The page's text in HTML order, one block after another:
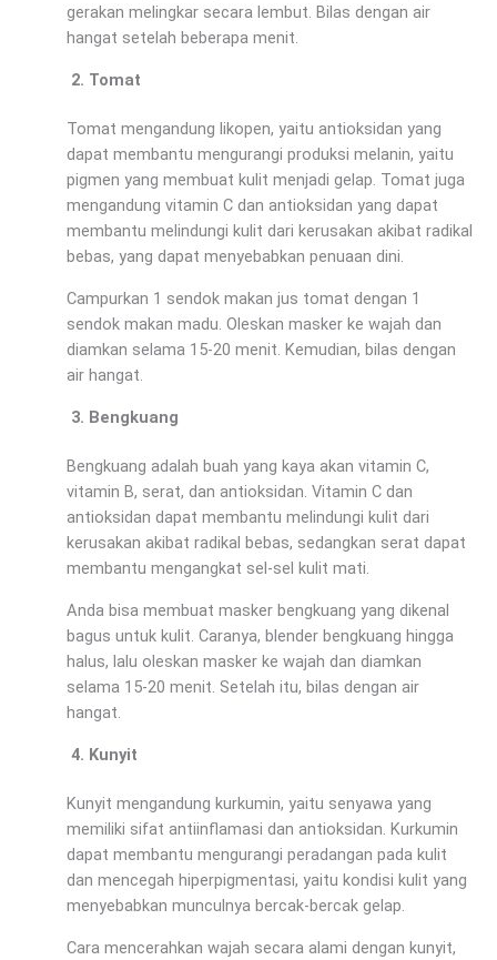
gerakan melingkar secara lembut. Bilas dengan air
hangat setelah beberapa menit.
Tomat
Tomat mengandung likopen, yaitu antioksidan yang
dapat membantu mengurangi produksi melanin, yaitu
pigmen yang membuat kulit menjadi gelap. Tomat juga
mengandung vitamin C dan antioksidan yang dapat
membantu melindungi kulit dari kerusakan akibat radikal
bebas, yang dapat menyebabkan penuaan dini.
Campurkan 1 sendok makan jus tomat dengan 1
sendok makan madu. Oleskan masker ke wajah dan
diamkan selama 15-20 menit. Kemudian, bilas dengan
air hangat.
Bengkuang
Bengkuang adalah buah yang kaya akan vitamin C,
vitamin B, serat, dan antioksidan. Vitamin C dan
antioksidan dapat membantu melindungi kulit dari
kerusakan akibat radikal bebas, sedangkan serat dapat
membantu mengangkat sel-sel kulit mati.
Anda bisa membuat masker bengkuang yang dikenal
bagus untuk kulit. Caranya, blender bengkuang hingga
halus, lalu oleskan masker ke wajah dan diamkan
selama 15-20 menit. Setelah itu, bilas dengan air
hangat.
Kunyit
Kunyit mengandung kurkumin, yaitu senyawa yang
memiliki sifat antiinflamasi dan antioksidan. Kurkumin
dapat membantu mengurangi peradangan pada kulit
dan mencegah hiperpigmentasi, yaitu kondisi kulit yang
menyebabkan munculnya bercak-bercak gelap.
Cara mencerahkan wajah secara alami dengan kunyit,